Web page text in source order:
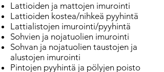
Lattioiden ja mattojen imurointi
Lattioiden kostea/nihkeä pyyhintä
Lattialistojen imurointi/pyyhintä
Sohvien ja nojatuolien imurointi
Sohvan ja nojatuolien taustojen ja
alustojen imurointi
Pintojen pyyhintä ja pölyjen poisto